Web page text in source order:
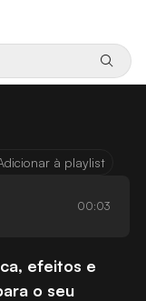
à playlist
00:03
efeitos e
o seu